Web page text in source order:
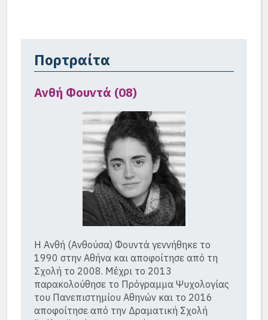
Πορτραίτα
Ανθή Φουντά (08)
Η Ανθή (Ανθούσα) Φουντά γεννήθηκε το
1990 στην Αθήνα και αποφοίτησε από τη
Σχολή το 2008. Μέχρι το 2013
παρακολούθησε το Πρόγραμμα Ψυχολογίας
του Πανεπιστημίου Αθηνών και το 2016
αποφοίτησε από την Δραματική Σχολή